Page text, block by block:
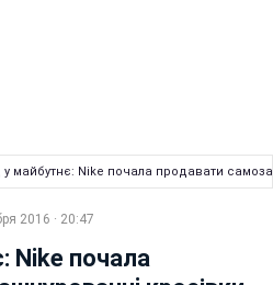
у майбутнє: Nike почала продавати
2016 · 20:47
Nike почала